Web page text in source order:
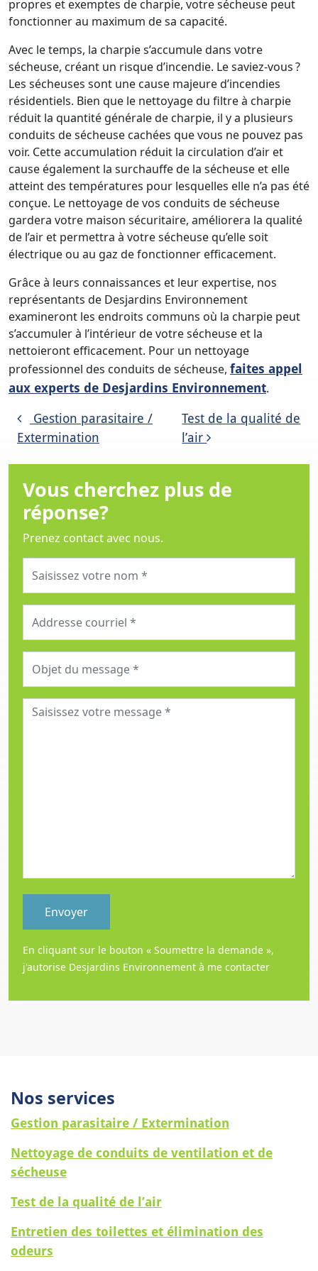
propres et exemptes de charpie, votre sécheuse peut
fonctionner au maximum de sa capacité.
Avec le temps, la charpie s’accumule dans votre
sécheuse, créant un risque d’incendie. Le saviez-vous ?
Les sécheuses sont une cause majeure d’incendies
résidentiels. Bien que le nettoyage du filtre à charpie
réduit la quantité générale de charpie, il y a plusieurs
conduits de sécheuse cachées que vous ne pouvez pas
voir. Cette accumulation réduit la circulation d’air et
cause également la surchauffe de la sécheuse et elle
atteint des températures pour lesquelles elle n’a pas été
conçue. Le nettoyage de vos conduits de sécheuse
gardera votre maison sécuritaire, améliorera la qualité
de l’air et permettra à votre sécheuse qu’elle soit
électrique ou au gaz de fonctionner efficacement.
Grâce à leurs connaissances et leur expertise, nos
représentants de Desjardins Environnement
examineront les endroits communs où la charpie peut
s’accumuler à l’intérieur de votre sécheuse et la
nettoieront efficacement. Pour un nettoyage
professionnel des conduits de sécheuse, faites appel
aux experts de Desjardins Environnement.
Post navigation
Gestion parasitaire /
Extermination
Test de la qualité de
l’air
Vous cherchez plus de
réponse?
Prenez contact avec nous.
En cliquant sur le bouton « Soumettre la demande »,
j'autorise Desjardins Environnement à me contacter
Nos services
Gestion parasitaire / Extermination
Nettoyage de conduits de ventilation et de
sécheuse
Test de la qualité de l’air
Entretien des toilettes et élimination des
odeurs